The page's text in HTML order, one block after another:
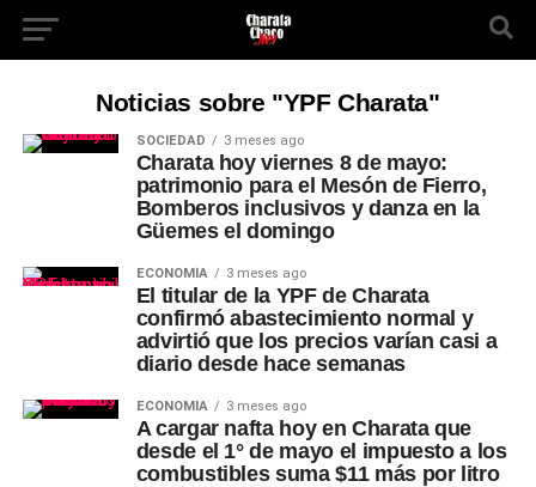
Noticias sobre "YPF Charata"
SOCIEDAD 3 meses ago
Charata hoy viernes 8 de mayo:
patrimonio para el Mesón de Fierro,
Bomberos inclusivos y danza en la
Güemes el domingo
ECONOMÍA 3 meses ago
El titular de la YPF de Charata
confirmó abastecimiento normal y
advirtió que los precios varían casi a
diario desde hace semanas
ECONOMÍA 3 meses ago
A cargar nafta hoy en Charata que
desde el 1° de mayo el impuesto a los
combustibles suma $11 más por litro